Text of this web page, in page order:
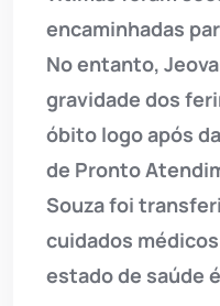
encaminhadas
No entanto,
gravidade dos
óbito logo após
de Pronto
Souza foi
cuidados
estado de saúde